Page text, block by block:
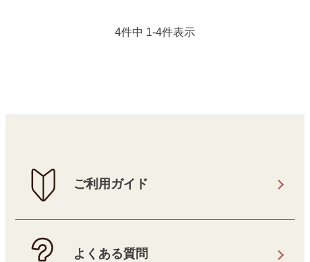
4件中 1-4件表示
ご利用ガイド
よくある質問